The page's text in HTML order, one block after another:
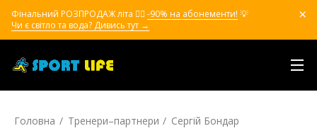
Фінальний РОЗПРОДАЖ літа ❤️‍🔥 -90% на абонементи! 💡
Чи є світло та вода? Дивись тут →
Головна Тренери–партнери Сергій Бондар